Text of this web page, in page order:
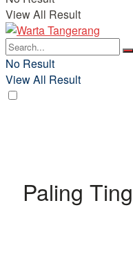
View All Result
No Result
View All Result
Paling